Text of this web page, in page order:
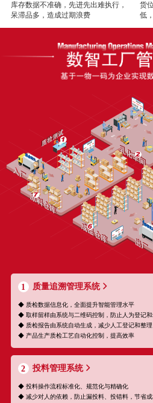
库存数据不准确，先进先出难执行，
呆滞品多，造成过期浪费
货
低
1 质量追溯管理系统
◆ 质检数据信息化，全面提升智能管理水平
◆ 取样留样由系统与二维码控制，防止人为登记
◆ 质检报告由系统自动生成，减少人工登记和整理
◆ 产品生产质检工艺自动化控制，提高效率
2 投料管理系统
◆ 投料操作流程标准化、规范化与精确化
◆ 减少对人的依赖，防止漏投料、投错料，节省